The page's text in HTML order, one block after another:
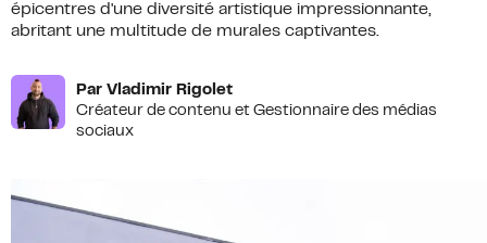
Par Vladimir Rigolet
Créateur de contenu et Gestionnaire des médias
sociaux
épicentres d'une diversité artistique impressionnante,
abritant une multitude de murales captivantes.
Ville
ZIP / Postal Code
S'INCRIRE